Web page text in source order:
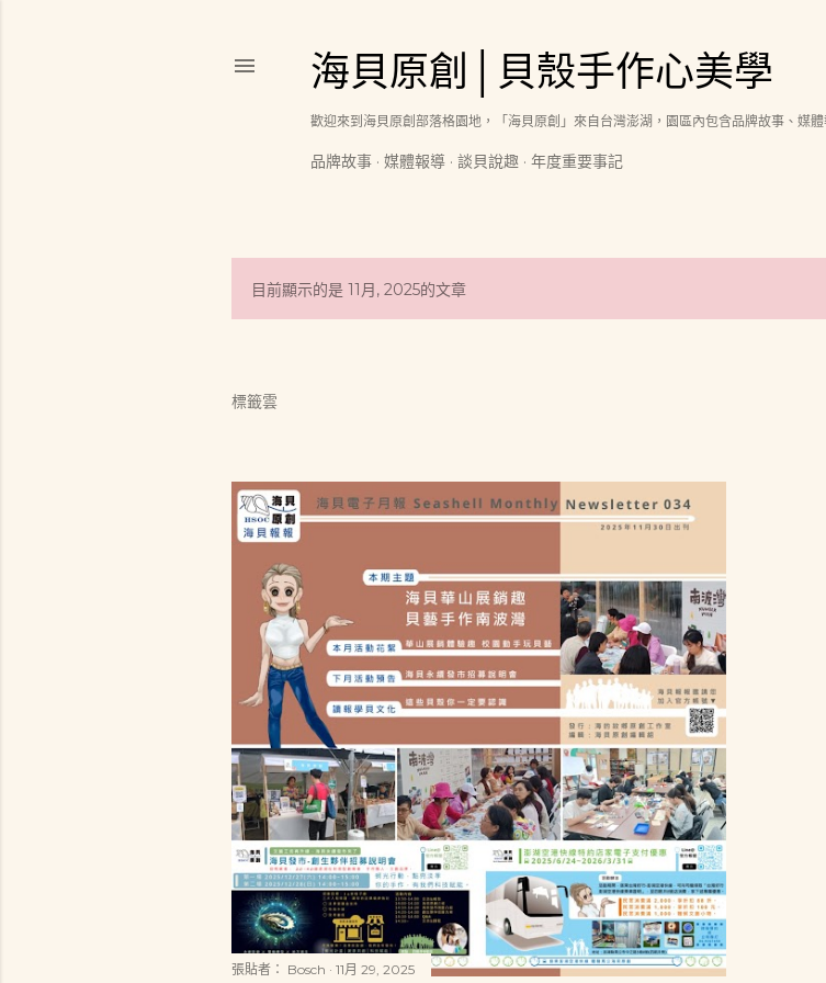
海貝原創│貝殼手作心美學
歡迎來到海貝原創部落格園地，「海貝原創」來自台灣澎湖，園區內包含品牌故事、媒
品牌故事 媒體報導 談貝說趣 年度重要事記
發
文
目前顯示的是 11月, 2025的文章
標籤雲
張貼者： Bosch 11月 29, 2025